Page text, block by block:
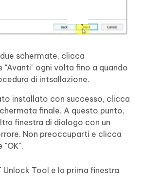
schermate, clicca
"Avanti" ogni volta fino a quando
di intsallazione.
installato con successo, clicca
finale. A questo punto,
finestra di dialogo con un
Non preoccuparti e clicca
"OK".
Unlock Tool e la prima finestra